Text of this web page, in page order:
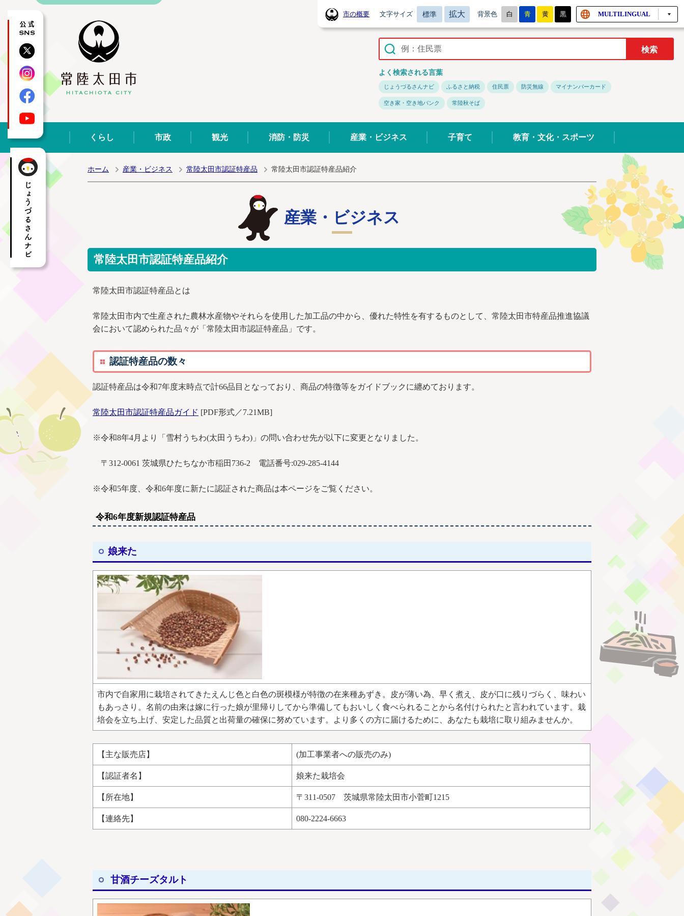
常陸太田市ホームページ
市の概要 文字サイズ 標準 拡大 背景色 白 青 黄 黒 MULTILINGUAL
よく検索される言葉
じょうづるさんナビ ふるさと納税 住民票 防災無線 マイナンバーカード
空き家・空き地バンク 常陸秋そば
公式SNS
X
Instagram
Facebook
YouTube くらし 市政 観光 消防・防災 産業・ビジネス 子育て 教育・文化・スポーツ
ホーム 産業・ビジネス 常陸太田市認証特産品 常陸太田市認証特産品紹介
産業・ビジネス
常陸太田市認証特産品紹介
常陸太田市認証特産品とは
常陸太田市内で生産された農林水産物やそれらを使用した加工品の中から、優れた特性を有するものとして、常陸太田市特産品推進協議
会において認められた品々が「常陸太田市認証特産品」です。
認証特産品の数々
認証特産品は令和7年度末時点で計66品目となっており、商品の特徴等をガイドブックに纏めております。
常陸太田市認証特産品ガイド [PDF形式／7.21MB]
※令和8年4月より「雪村うちわ(太田うちわ)」の問い合わせ先が以下に変更となりました。
〒312-0061 茨城県ひたちなか市稲田736-2 電話番号:029-285-4144
※令和5年度、令和6年度に新たに認証された商品は本ページをご覧ください。
令和6年度新規認証特産品
娘来た
市内で自家用に栽培されてきたえんじ色と白色の斑模様が特徴の在来種あずき。皮が薄い為、早く煮え、皮が口に残りづらく、味わい
もあっさり。名前の由来は嫁に行った娘が里帰りしてから準備してもおいしく食べられることから名付けられたと言われています。栽
培会を立ち上げ、安定した品質と出荷量の確保に努めています。より多くの方に届けるために、あなたも栽培に取り組みませんか。
【主な販売店】 (加工事業者への販売のみ)
【認証者名】 娘来た栽培会
【所在地】 〒311-0507 茨城県常陸太田市小菅町1215
【連絡先】 080-2224-6663
甘酒チーズタルト